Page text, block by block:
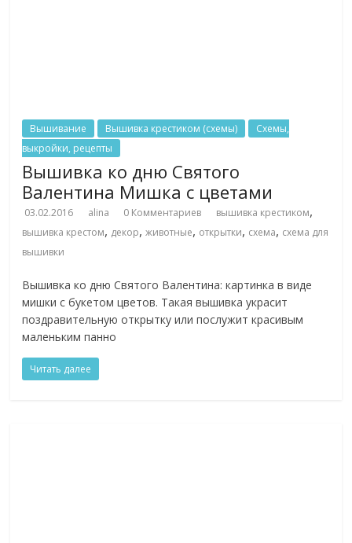
Вышивание Вышивка крестиком (схемы)
Схемы,
выкройки, рецепты
Вышивка ко дню Святого
Валентина Мишка с цветами
03.02.2016 alina 0 Комментариев вышивка крестиком,
вышивка крестом, декор,животные, открытки, схема, схема для
вышивки
Вышивка ко дню Святого Валентина: картинка в виде
мишки с букетом цветов. Такая вышивка украсит
поздравительную открытку или послужит красивым
маленьким панно
Читать далее